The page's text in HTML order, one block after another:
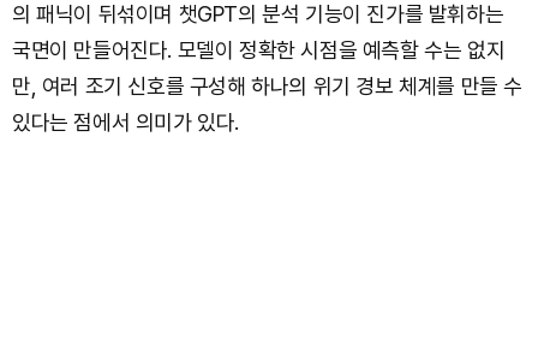
의 패닉이 뒤섞이며 챗GPT의 분석 기능이 진가를 발휘하는
국면이 만들어진다. 모델이 정확한 시점을 예측할 수는 없지
만, 여러 조기 신호를 구성해 하나의 위기 경보 체계를 만들 수
있다는 점에서 의미가 있다.